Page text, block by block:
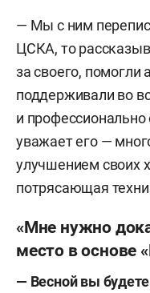
— Мы с ним
ЦСКА, то
за своего, помогли
поддерживали во
и профессионально
уважает его —
улучшением своих
потрясающая
«Мне нужно
место в основе
— Весной вы